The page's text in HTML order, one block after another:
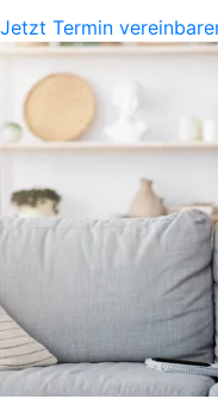
Jetzt Termin